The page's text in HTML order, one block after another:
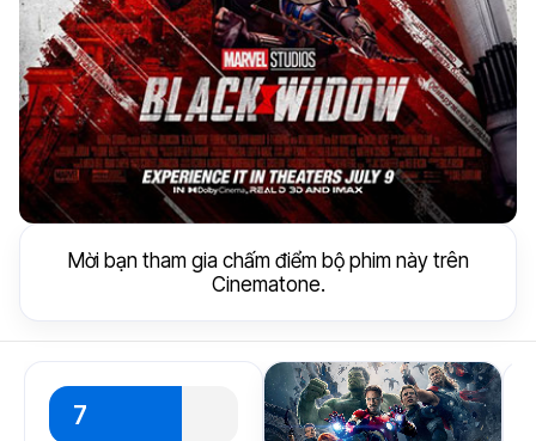
Mời bạn tham gia chấm điểm bộ phim này trên
Cinematone.
7